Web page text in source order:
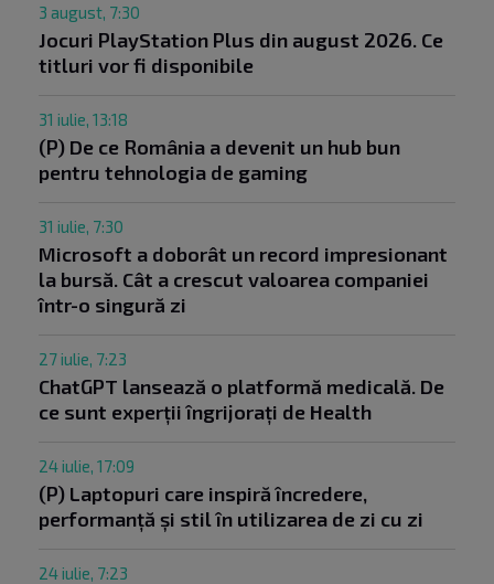
3 august, 7:30
Jocuri PlayStation Plus din august 2026. Ce
titluri vor fi disponibile
31 iulie, 13:18
(P) De ce România a devenit un hub bun
pentru tehnologia de gaming
31 iulie, 7:30
Microsoft a doborât un record impresionant
la bursă. Cât a crescut valoarea companiei
într-o singură zi
27 iulie, 7:23
ChatGPT lansează o platformă medicală. De
ce sunt experții îngrijorați de Health
24 iulie, 17:09
(P) Laptopuri care inspiră încredere,
performanță și stil în utilizarea de zi cu zi
24 iulie, 7:23